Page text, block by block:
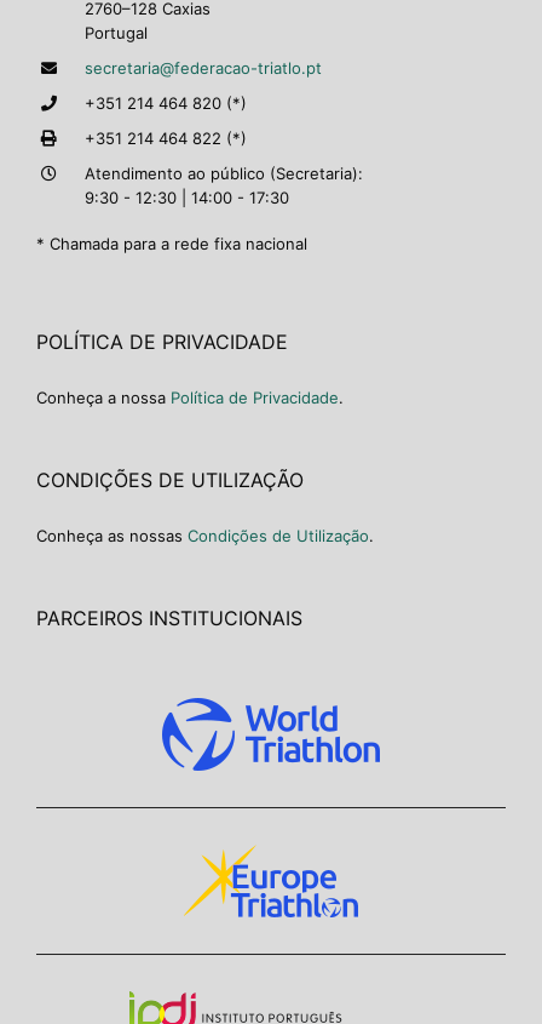
2760–128 Caxias
Portugal
secretaria@federacao-triatlo.pt
+351 214 464 820 (*)
+351 214 464 822 (*)
Atendimento ao público (Secretaria):
9:30 - 12:30 | 14:00 - 17:30
* Chamada para a rede fixa nacional
POLÍTICA DE PRIVACIDADE
Conheça a nossa Política de Privacidade.
CONDIÇÕES DE UTILIZAÇÃO
Conheça as nossas Condições de Utilização.
PARCEIROS INSTITUCIONAIS